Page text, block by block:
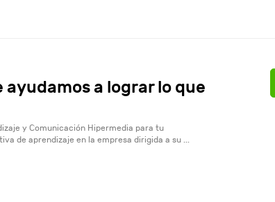
a lograr lo que
y Comunicación Hipermedia para tu
de aprendizaje en la empresa dirigida a su ...